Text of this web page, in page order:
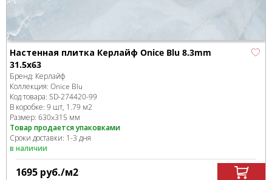
Настенная плитка Керлайф Onice Blu 8.3mm
31.5x63
Бренд: Керлайф
Коллекция: Onice Blu
Код товара: SD-274420-99
В коробке: 9 шт, 1.79 м2
Размер: 630x315 мм
Товар продается упаковками
Сроки доставки: 1-3 дня
в наличии
1695 руб./м2